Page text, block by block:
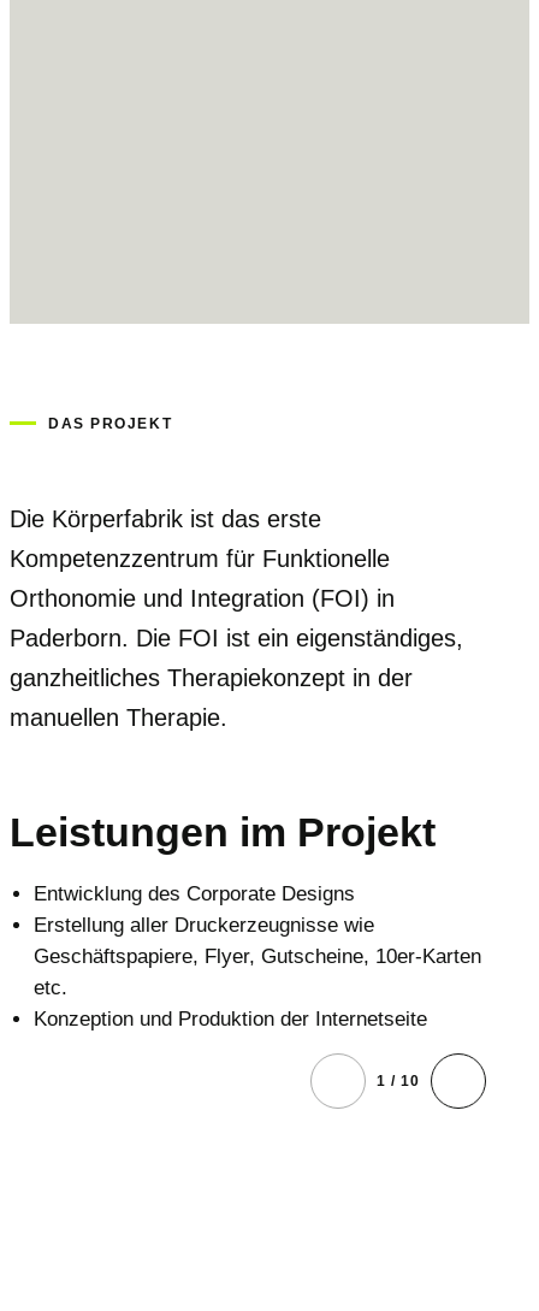
DAS PROJEKT
Die Körperfabrik ist das erste
Kompetenzzentrum für Funktionelle
Orthonomie und Integration (FOI) in
Paderborn. Die FOI ist ein eigenständiges,
ganzheitliches Therapiekonzept in der
manuellen Therapie.
Leistungen im Projekt
Entwicklung des Corporate Designs
Erstellung aller Druckerzeugnisse wie
Geschäftspapiere, Flyer, Gutscheine, 10er-Karten
etc.
Konzeption und Produktion der Internetseite
1 / 10